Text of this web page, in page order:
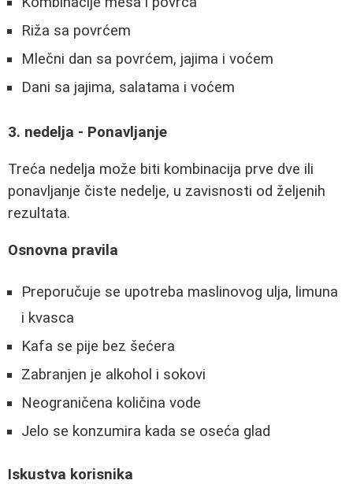
Riža sa povrćem
Mlečni dan sa povrćem, jajima i voćem
Dani sa jajima, salatama i voćem
3. nedelja - Ponavljanje
Treća nedelja može biti kombinacija prve dve ili
ponavljanje čiste nedelje, u zavisnosti od željenih
rezultata.
Osnovna pravila
Preporučuje se upotreba maslinovog ulja, limuna
i kvasca
Kafa se pije bez šećera
Zabranjen je alkohol i sokovi
Neograničena količina vode
Jelo se konzumira kada se oseća glad
Iskustva korisnika